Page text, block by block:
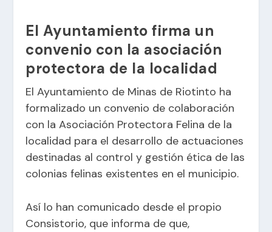
El Ayuntamiento firma un
convenio con la asociación
protectora de la localidad
El Ayuntamiento de Minas de Riotinto ha
formalizado un convenio de colaboración
con la Asociación Protectora Felina de la
localidad para el desarrollo de actuaciones
destinadas al control y gestión ética de las
colonias felinas existentes en el municipio.
Así lo han comunicado desde el propio
Consistorio, que informa de que,